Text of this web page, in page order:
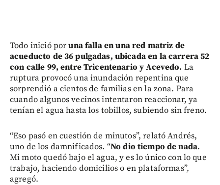
Todo inició poruna falla en una red matriz de
acueducto de 36 pulgadas, ubicada en la carrera 52
con calle 99, entre Tricentenario y Acevedo. La
ruptura provocó una inundación repentina que
sorprendió a cientos de familias en la zona. Para
cuando algunos vecinos intentaron reaccionar, ya
tenían el agua hasta los tobillos, subiendo sin freno.
“Eso pasó en cuestión de minutos”, relató Andrés,
uno de los damnificados. “No dio tiempo de nada.
Mi moto quedó bajo el agua, y es lo único con lo que
trabajo, haciendo domicilios o en plataformas”,
agregó.